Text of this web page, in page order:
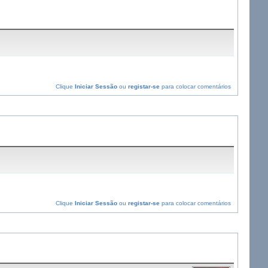
Clique Iniciar Sessãoou registar-separa colocar comentários
Clique Iniciar Sessãoou registar-separa colocar comentários